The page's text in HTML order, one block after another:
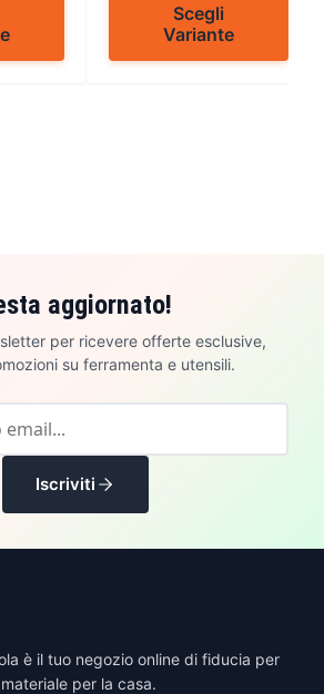
Scegli
Variante
aggiornato!
per ricevere offerte esclusive,
su ferramenta e utensili.
Iscriviti
è il tuo negozio online di fiducia per
per la casa.